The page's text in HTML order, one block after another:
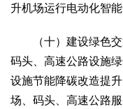
升机场运行电动化智能
（十）建设绿色交
码头、高速公路设施
设施节能降碳改造提
场、码头、高速公路